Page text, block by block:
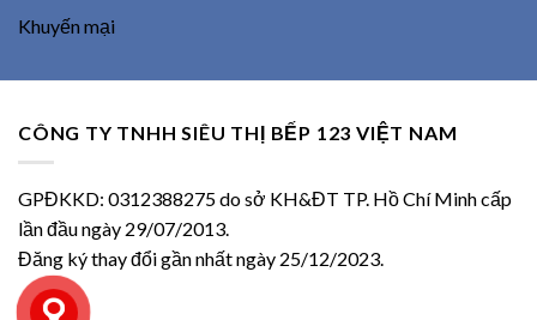
Khuyến mại
CÔNG TY TNHH SIÊU THỊ BẾP 123 VIỆT NAM
GPĐKKD: 0312388275 do sở KH&ĐT TP. Hồ Chí Minh cấp
lần đầu ngày 29/07/2013.
Đăng ký thay đổi gần nhất ngày 25/12/2023.